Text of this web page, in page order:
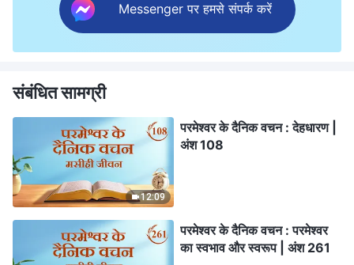
Messenger पर हमसे संपर्क करें
संबंधित सामग्री
12:09
परमेश्वर के दैनिक वचन : देहधारण |
अंश 108
परमेश्वर के दैनिक वचन : परमेश्वर
का स्वभाव और स्वरूप | अंश 261